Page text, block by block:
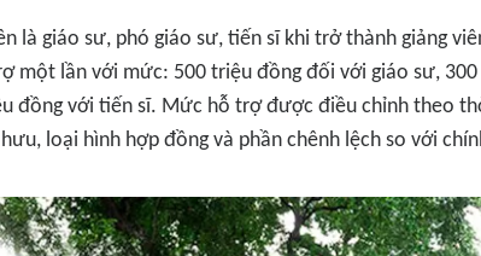
là giáo sư, phó giáo sư, tiến sĩ khi trở thành giảng
một lần với mức: 500 triệu đồng đối với giáo sư,
đồng với tiến sĩ. Mức hỗ trợ được điều chỉnh theo
loại hình hợp đồng và phần chênh lệch so với